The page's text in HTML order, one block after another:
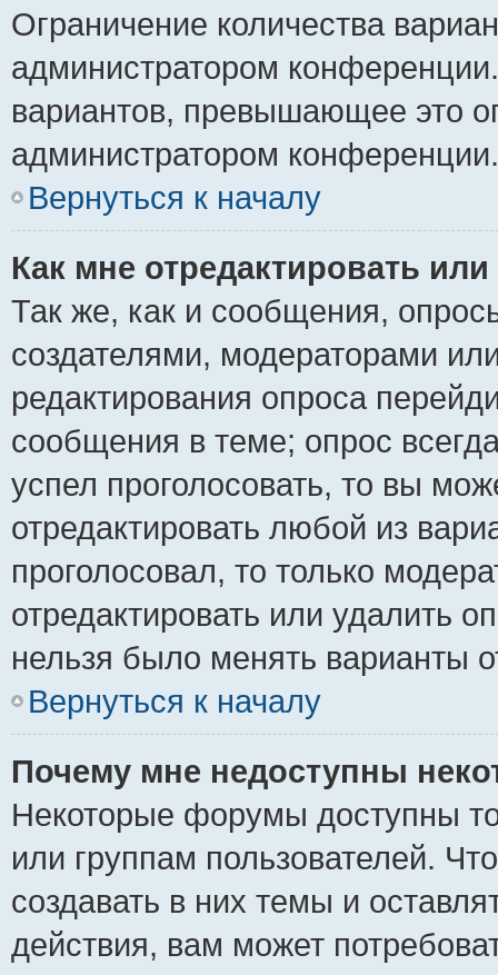
Ограничение количества
администратором
вариантов, превышающее это
администратором конференции.
Вернуться к началу
Как мне отредактировать
Так же, как и сообщения,
создателями, модераторами
редактирования опроса
сообщения в теме; опрос
успел проголосовать, то вы
отредактировать любой из
проголосовал, то только
отредактировать или удалить
нельзя было менять варианты
Вернуться к началу
Почему мне недоступны
Некоторые форумы доступны
или группам пользователей.
создавать в них темы и
действия, вам может